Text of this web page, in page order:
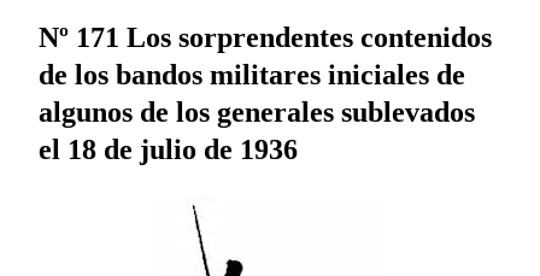
Nº 171 Los sorprendentes contenidos
de los bandos militares iniciales de
algunos de los generales sublevados
el 18 de julio de 1936